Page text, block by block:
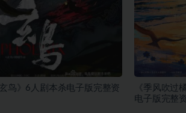
玄鸟》6人剧本杀电子版完整资
《季风吹过
电子版完整